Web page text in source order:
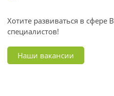
Хотите развиваться в
специалистов!
Наши вакансии